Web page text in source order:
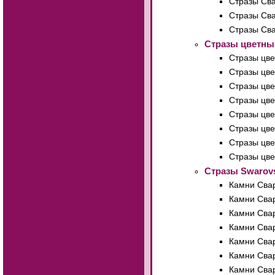
Стразы
Стразы
Стразы
Стразы
Стразы
Стразы
Стразы
Стразы
Стразы
Стразы
Стразы
Стразы
Камни
Камни
Камни
Камни
Камни
Камни
Камни